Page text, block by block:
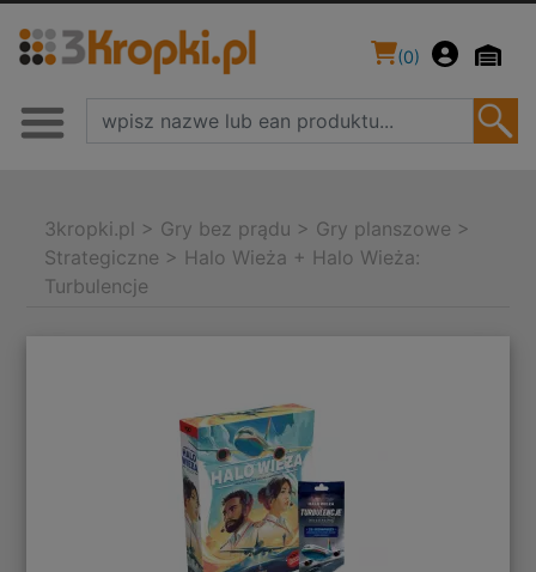
(0)
3kropki.pl > Gry bez prądu > Gry planszowe >
Strategiczne > Halo Wieża + Halo Wieża:
Turbulencje